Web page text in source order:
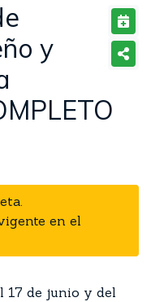
y
en el
17 de junio y del